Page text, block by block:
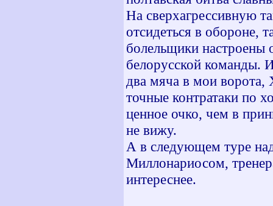
На сверхагрессивную
отсидеться в обороне,
болельщики настроены
белорусской команды.
два мяча в мои ворота,
точные контратаки по
ценное очко, чем в
не вижу.
А в следующем туре
Миллонариосом,
интереснее.